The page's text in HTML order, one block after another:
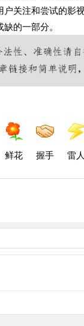
关注和尝试的影
的一部分。
鲜花 握手 雷